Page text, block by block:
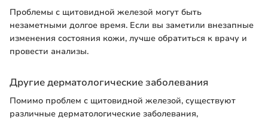
Проблемы с щитовидной железой могут быть
незаметными долгое время. Если вы заметили внезапные
изменения состояния кожи, лучше обратиться к врачу и
провести анализы.
Другие дерматологические заболевания
Помимо проблем с щитовидной железой, существуют
различные дерматологические заболевания,